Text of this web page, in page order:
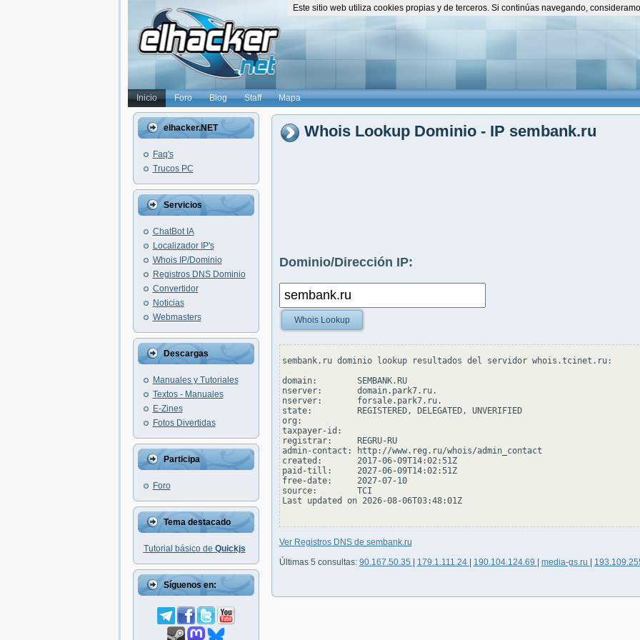
Inicio Foro Blog Staff Mapa
elhacker.NET
Faq's
Trucos PC
Servicios
ChatBot IA
Localizador IP's
Whois IP/Dominio
Registros DNS Dominio
Convertidor
Noticias
Webmasters
Descargas
Manuales y Tutoriales
Textos - Manuales
E-Zines
Fotos Divertidas
Participa
Foro
Tema destacado
Tutorial básico de Quickjs
Síguenos en:
Whois Lookup Dominio - IP sembank.ru
Dominio/Dirección IP:
Whois Lookup
sembank.ru dominio lookup resultados del servidor whois.tcinet.ru:
domain:        SEMBANK.RU
nserver:       domain.park7.ru.
nserver:       forsale.park7.ru.
state:         REGISTERED, DELEGATED, UNVERIFIED
org:
taxpayer-id:
registrar:     REGRU-RU
admin-contact: http://www.reg.ru/whois/admin_contact
created:       2017-06-09T14:02:51Z
paid-till:     2027-06-09T14:02:51Z
free-date:     2027-07-10
source:        TCI
Last updated on 2026-08-06T03:48:01Z
Ver Registros DNS de sembank.ru
Últimas 5 consultas: 90.167.50.35 179.1.111.24 190.104.124.69 media-gs.ru
Este sitio web utiliza cookies propias y de terceros. Si continúas navegando,